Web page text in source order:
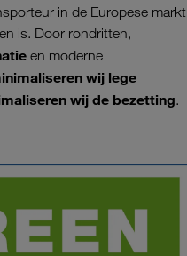
in de Europese markt
is. Door rondritten,
en moderne
wij lege
wij de bezetting.